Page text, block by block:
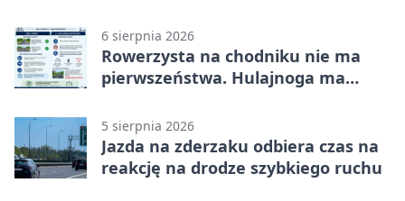
6 sierpnia 2026
Rowerzysta na chodniku nie ma
pierwszeństwa. Hulajnoga ma
5 sierpnia 2026
Jazda na zderzaku odbiera czas na
reakcję na drodze szybkiego ruchu